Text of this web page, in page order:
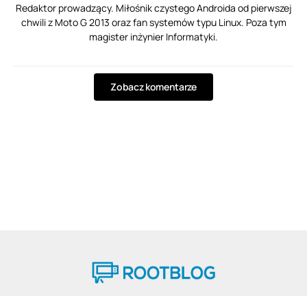
Redaktor prowadzący. Miłośnik czystego Androida od pierwszej
chwili z Moto G 2013 oraz fan systemów typu Linux. Poza tym
magister inżynier Informatyki.
Zobacz komentarze